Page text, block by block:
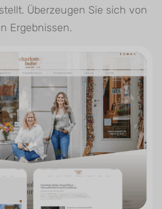
Überzeugen Sie sich von
Ergebnissen.